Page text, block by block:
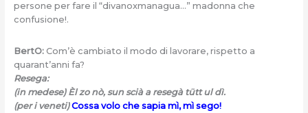
persone per fare il “divanoxmanagua…” madonna che
confusione!.
BertO:Com’è cambiato il modo di lavorare, rispetto a
quarant’anni fa?
Resega:
(in medese) Èl zo nò, sun scià a resegà tütt ul dì.
(per i veneti) Cossa volo che sapia mì, mì sego!